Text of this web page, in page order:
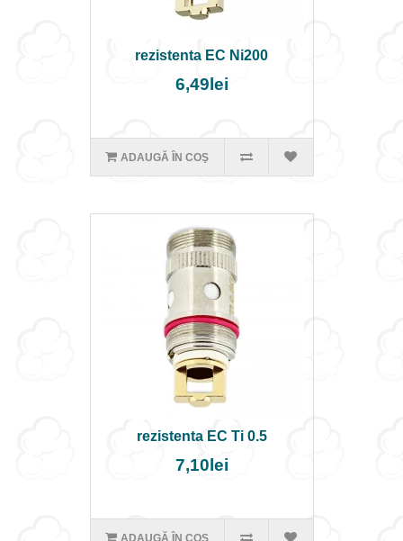
rezistenta EC Ni200
6,49lei
ADAUGĂ ÎN COŞ
rezistenta EC Ti 0.5
7,10lei
ADAUGĂ ÎN COŞ